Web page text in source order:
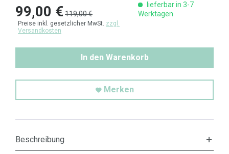
99,00 €119,00 €
Preise inkl. gesetzlicher MwSt. zzgl.
Versandkosten
lieferbar in 3-7
Werktagen
In den Warenkorb
Merken
Beschreibung